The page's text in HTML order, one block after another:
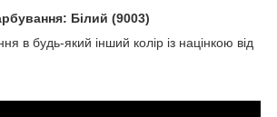
Білий (9003)
в будь-який інший колір із націнкою від